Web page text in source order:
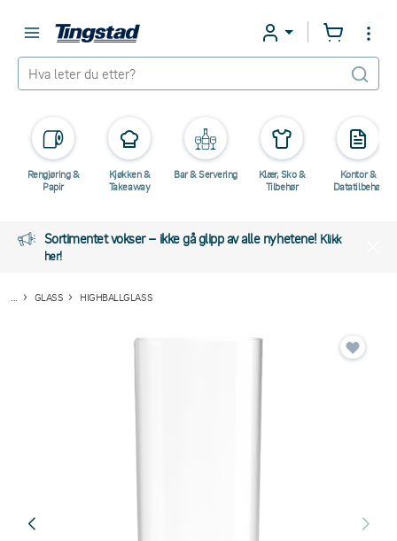
Rengjøring &
Papir
Kjøkken &
Takeaway
Bar & Servering
Klær, Sko &
Tilbehør
Kontor &
Datatilbehør
Sortimentet vokser – ikke gå glipp av alle nyhetene! Klikk
her!
GLASS HIGHBALLGLASS